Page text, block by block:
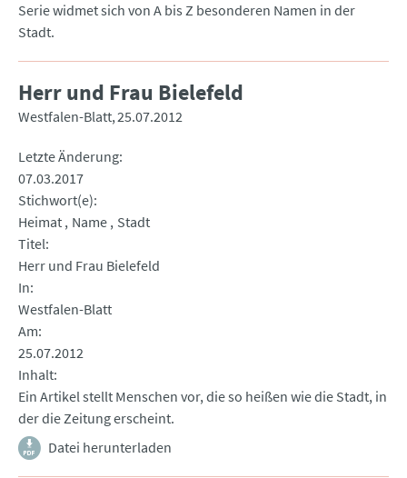
Serie widmet sich von A bis Z besonderen Namen in der
Stadt.
Herr und Frau Bielefeld
Westfalen-Blatt 25.07.2012
Letzte Änderung
07.03.2017
Stichwort(e)
Heimat Name Stadt
Titel
Herr und Frau Bielefeld
In
Westfalen-Blatt
Am
25.07.2012
Inhalt
Ein Artikel stellt Menschen vor, die so heißen wie die Stadt, in
der die Zeitung erscheint.
Datei herunterladen